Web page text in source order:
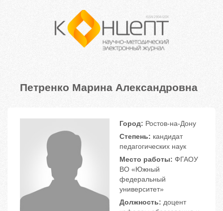
Петренко Марина Александровна
Город: Ростов-на-Дону
Степень: кандидат
педагогических наук
Место работы: ФГАОУ
ВО «Южный
федеральный
университет»
Должность: доцент